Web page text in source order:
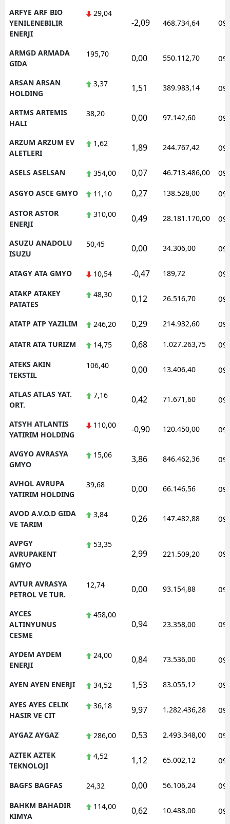
ARFYE ARF BIO
YENILENEBILIR
ENERJI
29,04
-2,09 468.734,64
ARMGD ARMADA
GIDA
195,70 0,00 550.112,70
ARSAN ARSAN
HOLDING
3,37 1,51 389.983,14
ARTMS ARTEMIS
HALI
38,20 0,00 97.142,60
ARZUM ARZUM EV
ALETLERI
1,62 1,89 244.767,42
ASELS ASELSAN 354,00 0,07 46.713.486,00
ASGYO ASCE GMYO 11,10 0,27 138.528,00
ASTOR ASTOR
ENERJI
310,00 0,49 28.181.170,00
ASUZU ANADOLU
ISUZU
50,45 0,00 34.306,00
ATAGY ATA GMYO 10,54 -0,47 189,72
ATAKP ATAKEY
PATATES
48,30 0,12 26.516,70
ATATP ATP YAZILIM 246,20 0,29 214.932,60
ATATR ATA TURIZM 14,75 0,68 1.027.263,75
ATEKS AKIN
TEKSTIL
106,40 0,00 13.406,40
ATLAS ATLAS YAT.
ORT.
7,16 0,42 71.671,60
ATSYH ATLANTIS
YATIRIM HOLDING
110,00 -0,90 120.450,00
AVGYO AVRASYA
GMYO
15,06 3,86 846.462,36
AVHOL AVRUPA
YATIRIM HOLDING
39,68 0,00 66.146,56
AVOD A.V.O.D GIDA
VE TARIM
3,84 0,26 147.482,88
AVPGY
AVRUPAKENT
GMYO
53,35
2,99 221.509,20
AVTUR AVRASYA
PETROL VE TUR.
12,74 0,00 93.154,88
AYCES
ALTINYUNUS
CESME
458,00
0,94 23.358,00
AYDEM AYDEM
ENERJI
24,00 0,84 73.536,00
AYEN AYEN ENERJI 34,52 1,53 83.055,12
AYES AYES CELIK
HASIR VE CIT
36,18 9,97 1.282.436,28
AYGAZ AYGAZ 286,00 0,53 2.493.348,00
AZTEK AZTEK
TEKNOLOJI
4,52 1,12 65.002,12
BAGFS BAGFAS 24,32 0,00 56.106,24
BAHKM BAHADIR
KIMYA
114,00 0,62 10.488,00